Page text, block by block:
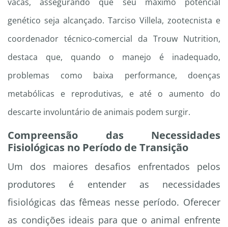
genético seja alcançado. Tarciso Villela, zootecnista e
coordenador técnico-comercial da Trouw Nutrition,
destaca que, quando o manejo é inadequado,
problemas como baixa performance, doenças
metabólicas e reprodutivas, e até o aumento do
descarte involuntário de animais podem surgir.
Compreensão das Necessidades
Fisiológicas no Período de Transição
Um dos maiores desafios enfrentados pelos
produtores é entender as necessidades
fisiológicas das fêmeas nesse período. Oferecer
as condições ideais para que o animal enfrente